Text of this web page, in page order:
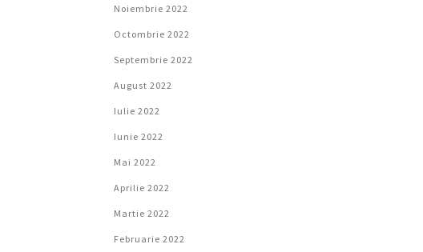
Noiembrie 2022
Octombrie 2022
Septembrie 2022
August 2022
Iulie 2022
Iunie 2022
Mai 2022
Aprilie 2022
Martie 2022
Februarie 2022